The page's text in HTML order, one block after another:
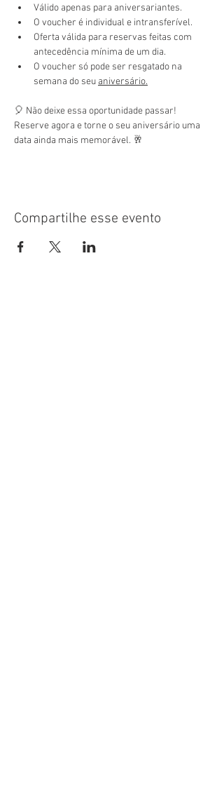
Válido apenas para aniversariantes.
O voucher é individual e intransferível.
Oferta válida para reservas feitas com
antecedência mínima de um dia.
O voucher só pode ser resgatado na
semana do seu aniversário.
🎈 Não deixe essa oportunidade passar!
Reserve agora e torne o seu aniversário uma
data ainda mais memorável. 🥂
Compartilhe esse evento